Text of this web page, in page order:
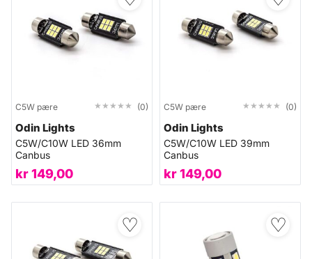
C5W pære ★★★★★
★★★★★ (0)
Odin Lights
C5W/C10W LED 36mm
Canbus
kr149,00
C5W pære ★★★★★
★★★★★ (0)
Odin Lights
C5W/C10W LED 39mm
Canbus
kr149,00
♡ ♡